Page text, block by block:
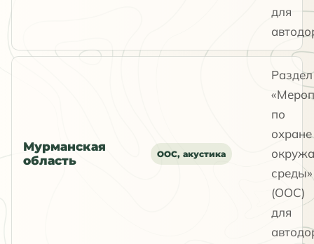
для
Мурманская
область
ООС, акустика
Раздел
по
охране
среды»
(ООС)
для